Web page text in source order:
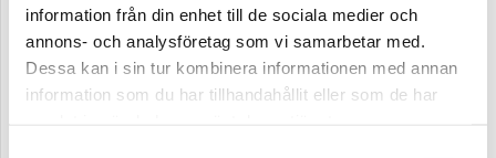
information från din enhet till de sociala medier och
annons- och analysföretag som vi samarbetar med.
Dessa kan i sin tur kombinera informationen med annan
information som du har tillhandahållit eller som de har
Reklammaterial: